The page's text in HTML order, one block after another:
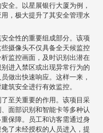
全。以星展银行大厦为例，
，极大提升了其安全管理水
全性的重要组成部分。该项
摄像头不仅具备全天候监控
监控画面，及时识别出潜在
进入禁区或出现异常行为的
做出快速响应。这样一来，
筑安全进行有效监控。
至关重要的作用。该项目采
面部识别和智能卡等多种认
保障。员工和访客需通过身
了未经授权的人员进入，提